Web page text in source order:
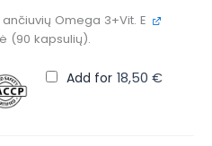
Omega 3+Vit. E
(90 kapsulių).
Add for 18,50€